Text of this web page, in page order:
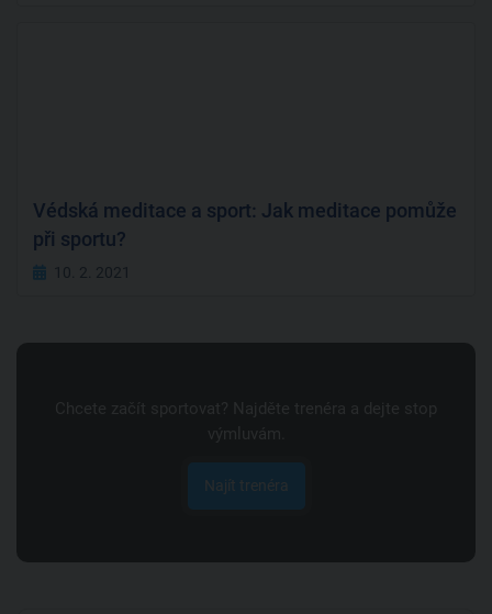
Védská meditace a sport: Jak meditace pomůže
při sportu?
10. 2. 2021
Najít trenéra